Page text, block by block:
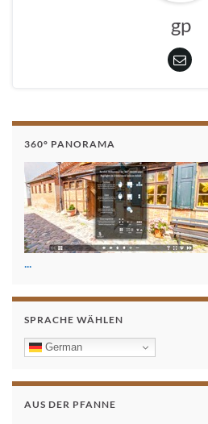
gp
360° PANORAMA
...
SPRACHE WÄHLEN
German
AUS DER PFANNE